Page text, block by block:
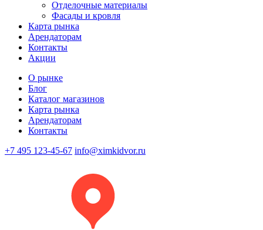
Отделочные материалы
Фасады и кровля
Карта рынка
Арендаторам
Контакты
Акции
О рынке
Блог
Каталог магазинов
Карта рынка
Арендаторам
Контакты
+7 495 123-45-67 info@ximkidvor.ru